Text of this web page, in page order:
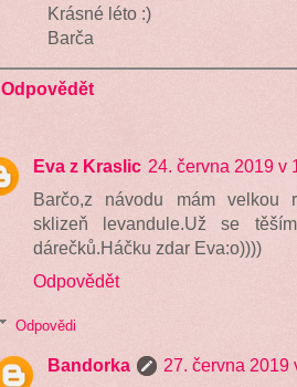
Krásné léto :)
Barča
Odpovědět
Eva z Kraslic 24. června 2019 v
Barčo,z návodu mám velkou
sklizeň levandule.Už se
dárečků.Háčku zdar Eva:o))))
Odpovědět
Odpovědi
Bandorka
27. června 2019